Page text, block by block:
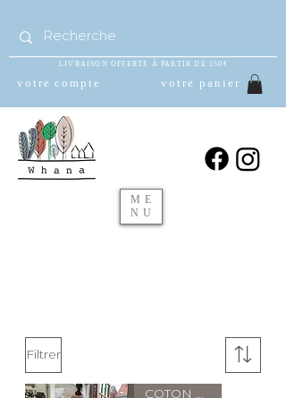
LIVRAISON OFFERTE À PARTIR DE 150€
votre compte votre panier
ME
NU
Filtrer